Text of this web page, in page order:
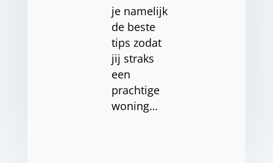
je namelijk
de beste
tips zodat
jij straks
een
prachtige
woning…